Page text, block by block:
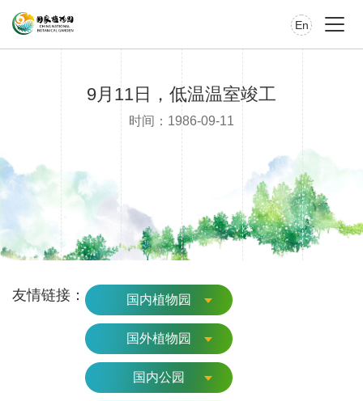
En
9月11日，低温温室竣工
时间：1986-09-11
友情链接： 国内植物园
国外植物园
国内公园